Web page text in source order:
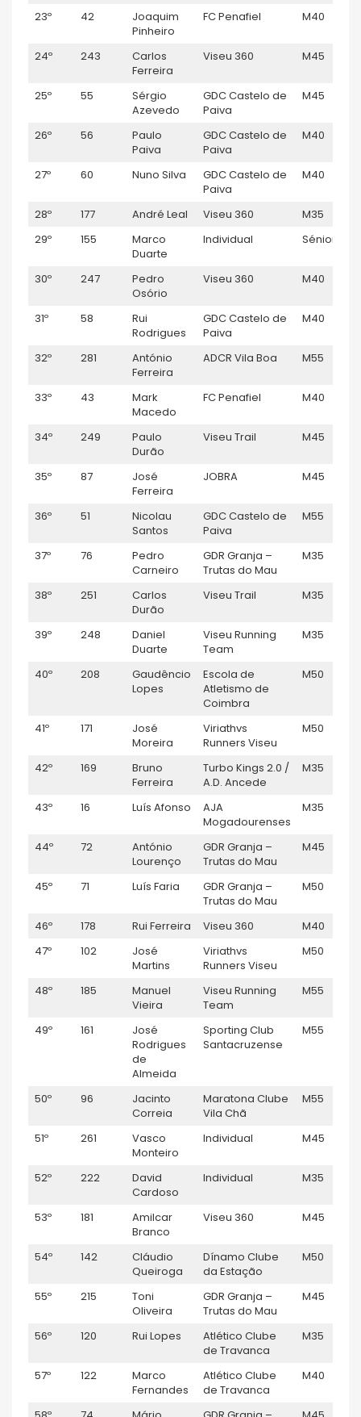
23º 42
Joaquim
Pinheiro
FC Penafiel M40
24º 243
Carlos
Ferreira
Viseu 360 M45
25º 55
Sérgio
Azevedo
GDC Castelo de
Paiva
M45
26º 56
Paulo
Paiva
GDC Castelo de
Paiva
M40
27º 60 Nuno Silva
GDC Castelo de
Paiva
M40
28º 177 André Leal Viseu 360 M35
29º
155
Marco
Duarte
Individual Sénior M
30º 247
Pedro
Osório
Viseu 360 M40
31º 58
Rui
Rodrigues
GDC Castelo de
Paiva
M40
32º 281
António
Ferreira
ADCR Vila Boa M55
33º 43
Mark
Macedo
FC Penafiel M40
34º 249
Paulo
Durão
Viseu Trail M45
35º 87
José
Ferreira
JOBRA M45
36º 51
Nicolau
Santos
GDC Castelo de
Paiva
M55
37º 76
Pedro
Carneiro
GDR Granja –
Trutas do Mau
M35
38º 251
Carlos
Durão
Viseu Trail M35
39º 248
Daniel
Duarte
Viseu Running
Team
M35
40º 208
Gaudêncio
Lopes
Escola de
Atletismo de
Coimbra
M50
41º 171
José
Moreira
Viriathvs
Runners Viseu
M50
42º 169
Bruno
Ferreira
Turbo Kings 2.0 /
A.D. Ancede
M35
43º 16 Luís Afonso
AJA
Mogadourenses
M35
44º 72
António
Lourenço
GDR Granja –
Trutas do Mau
M45
45º 71 Luís Faria
GDR Granja –
Trutas do Mau
M50
46º 178 Rui Ferreira Viseu 360 M40
47º
102
José
Martins
Viriathvs
Runners Viseu
M50
48º 185
Manuel
Vieira
Viseu Running
Team
M55
49º 161
José
Rodrigues
de
Almeida
Sporting Club
Santacruzense
M55
50º 96
Jacinto
Correia
Maratona Clube
Vila Chã
M55
51º 261
Vasco
Monteiro
Individual M45
52º 222
David
Cardoso
Individual M35
53º 181
Amilcar
Branco
Viseu 360 M45
54º 142
Cláudio
Queiroga
Dínamo Clube
da Estação
M50
55º 215
Toni
Oliveira
GDR Granja –
Trutas do Mau
M45
56º 120 Rui Lopes
Atlético Clube
de Travanca
M35
57º 122
Marco
Fernandes
Atlético Clube
de Travanca
M40